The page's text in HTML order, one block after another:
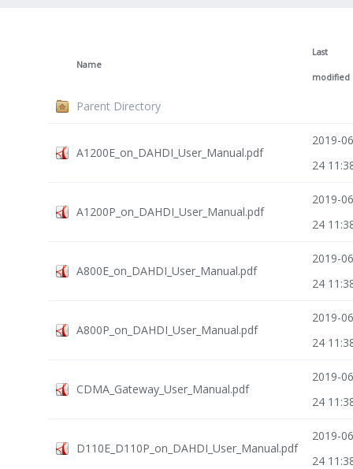
Name
Last
modified
Parent Directory
A1200E_on_DAHDI_User_Manual.pdf
2019-
24
A1200P_on_DAHDI_User_Manual.pdf
2019-
24
A800E_on_DAHDI_User_Manual.pdf
2019-
24
A800P_on_DAHDI_User_Manual.pdf
2019-
24
CDMA_Gateway_User_Manual.pdf
2019-
24
D110E_D110P_on_DAHDI_User_Manual.pdf
2019-
24